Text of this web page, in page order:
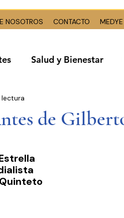
NOSOTROS CONTACTO MEDYE
Salud y Bienestar
Poder Judicial
de